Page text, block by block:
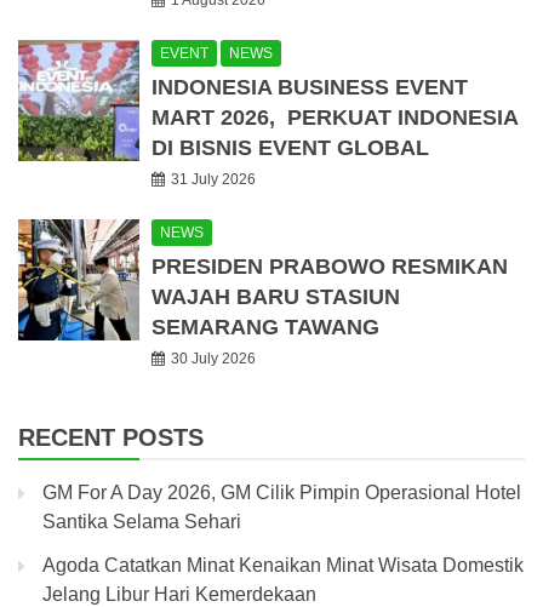
EVENT NEWS
INDONESIA BUSINESS EVENT
MART 2026, PERKUAT INDONESIA
DI BISNIS EVENT GLOBAL
31 July 2026
NEWS
PRESIDEN PRABOWO RESMIKAN
WAJAH BARU STASIUN
SEMARANG TAWANG
30 July 2026
RECENT POSTS
GM For A Day 2026, GM Cilik Pimpin Operasional Hotel
Santika Selama Sehari
Agoda Catatkan Minat Kenaikan Minat Wisata Domestik
Jelang Libur Hari Kemerdekaan